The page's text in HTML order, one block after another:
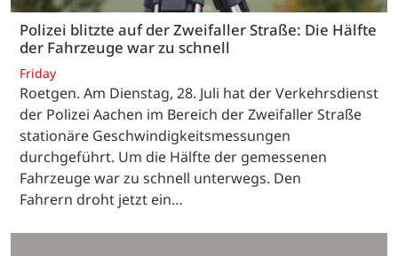
Polizei blitzte auf der Zweifaller Straße: Die Hälfte
der Fahrzeuge war zu schnell
Friday
Roetgen. Am Dienstag, 28. Juli hat der Verkehrsdienst
der Polizei Aachen im Bereich der Zweifaller Straße
stationäre Geschwindigkeitsmessungen
durchgeführt. Um die Hälfte der gemessenen
Fahrzeuge war zu schnell unterwegs. Den
Fahrern droht jetzt ein…